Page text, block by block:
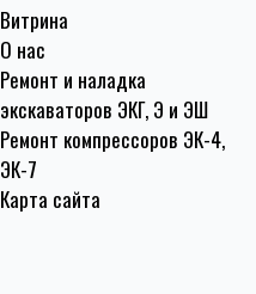
Витрина
О нас
Ремонт и наладка
экскаваторов ЭКГ, Э и ЭШ
Ремонт компрессоров ЭК-4,
ЭК-7
Карта сайта